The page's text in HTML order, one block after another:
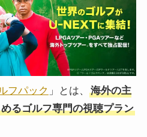
フパック 」とは、
海外の主
るゴルフ専門の視聴プラン